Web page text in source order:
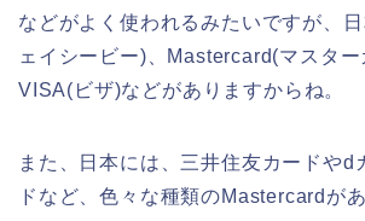
などがよく使われるみたいですが、
ェイシービー)、Mastercard(マスター
VISA(ビザ)などがありますからね。
また、日本には、三井住友カードやd
ドなど、色々な種類のMastercardが